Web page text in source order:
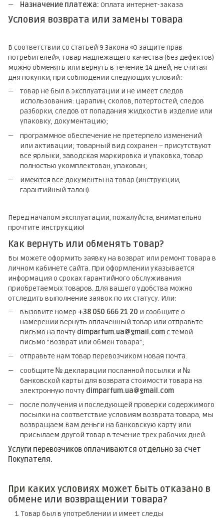
Назначение платежа: Оплата интернет-заказа
Условия возврата или замены товара
В соответствии со статьей 9 Закона «О защите прав
потребителей», товар надлежащего качества (без дефектов)
можно обменять или вернуть в течение 14 дней, не считая
дня покупки, при соблюдении следующих условий:
товар не был в эксплуатации и не имеет следов
использования: царапин, сколов, потертостей, следов
разборки, следов от попадания жидкости в изделие или
упаковку, документацию;
программное обеспечение не претерпело изменений
или активации; товарный вид сохранен – присутствуют
все ярлыки, заводская маркировка и упаковка, товар
полностью укомплектован, упакован;
имеются все документы на товар (инструкции,
гарантийный талон).
Перед началом эксплуатации, пожалуйста, внимательно
прочтите инструкцию!
Как вернуть или обменять товар?
Вы можете оформить заявку на возврат или ремонт товара в
личном кабинете сайта. При оформлении указывается
информация о сроках гарантийного обслуживания
приобретаемых товаров. Для вашего удобства можно
отследить выполнение заявок по их статусу. Или:
вызовите номер +38 050 666 21 20 и сообщите о
намерении вернуть оплаченный товар или отправьте
письмо на почту dimparfum.ua@gmail.comс темой
письмо "Возврат или обмен товара";
отправьте нам товар перевозчиком Новая Почта.
сообщите № декларации посланной посылки и №
банковской карты для возврата стоимости товара на
электронную почту dimparfum.ua@gmail.com
после получения и последующей проверки содержимого
посылки на соответствие условиям возврата товара, мы
возвращаем Вам деньги на банковскую карту или
присылаем другой товар в течение трех рабочих дней.
Услуги перевозчиков оплачиваются отдельно за счет
Покупателя.
При каких условиях может быть отказано в
обмене или возвращении товара?
Товар был в употреблении и имеет следы